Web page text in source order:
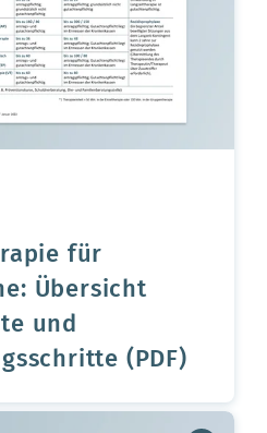
für
Übersicht
und
(PDF)